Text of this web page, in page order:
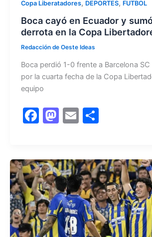
Copa Liberatadores, DEPORTES, FUTBOL
Boca cayó en Ecuador y
derrota en la Copa
Redacción de Oeste Ideas
Boca perdió 1-0 frente a Barcelona
por la cuarta fecha de la Copa
equipo
F
e
b
o
o
k
M
o
d
o
n
E
l
C
p
ar
tir